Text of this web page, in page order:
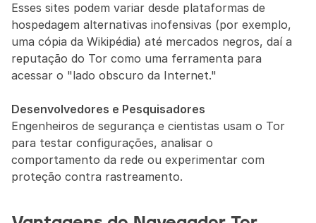
Esses sites podem variar desde plataformas de
hospedagem alternativas inofensivas (por exemplo,
uma cópia da Wikipédia) até mercados negros, daí a
reputação do Tor como uma ferramenta para
acessar o "lado obscuro da Internet."
Desenvolvedores e Pesquisadores
Engenheiros de segurança e cientistas usam o Tor
para testar configurações, analisar o
comportamento da rede ou experimentar com
proteção contra rastreamento.